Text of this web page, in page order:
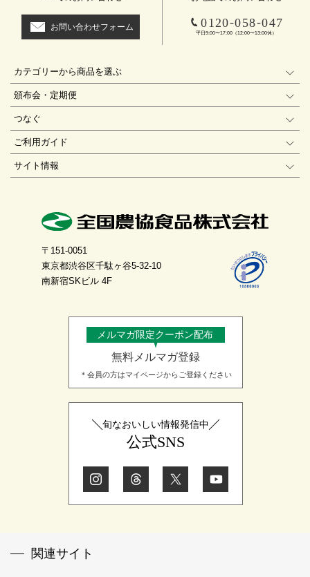
お問い合わせフォーム 0120-058-047
平日9:00〜17:00（12:00〜13:00休）
カテゴリーから商品を選ぶ
頒布会・定期便
つなぐ
ご利用ガイド
サイト情報
〒151-0051
東京都渋谷区千駄ヶ谷5-32-10
南新宿SKビル 4F
メルマガ限定クーポン配布
無料メルマガ登録
＊会員の方はマイページからご登録ください
旬なおいしい情報発信中
公式SNS
関連サイト